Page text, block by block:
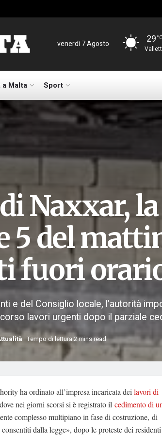
venerdì 7 Agosto 29°C
a Malta Sport
Naxxar,
5 del
fuori
e del Consiglio locale, l’autorità
lavori urgenti dopo il parziale
Tempo di lettura:2 mins read
ha ordinato all’impresa incaricata dei lavori di
nei giorni scorsi si è registrato il cedimento di
complesso multipiano in fase di costruzione, di
dalla legge», dopo le proteste dei residenti